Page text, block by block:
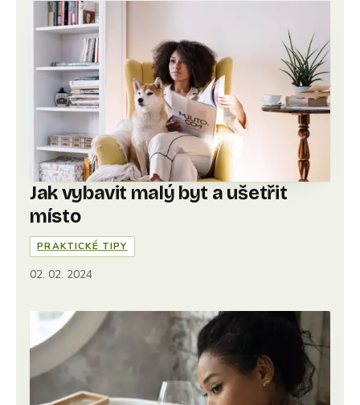
Jak vybavit malý byt a ušetřit
místo
PRAKTICKÉ TIPY
02. 02. 2024